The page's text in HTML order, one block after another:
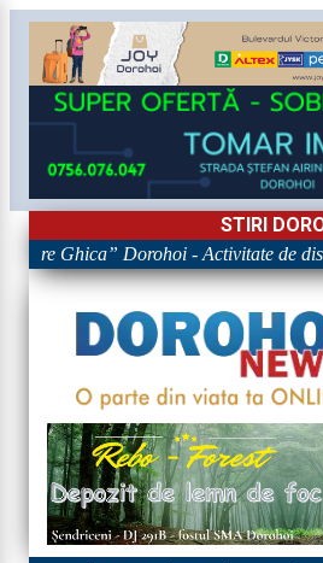
STIRI
Ghica” Dorohoi - Activitate de